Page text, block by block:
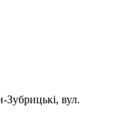
Зубрицькі, вул.